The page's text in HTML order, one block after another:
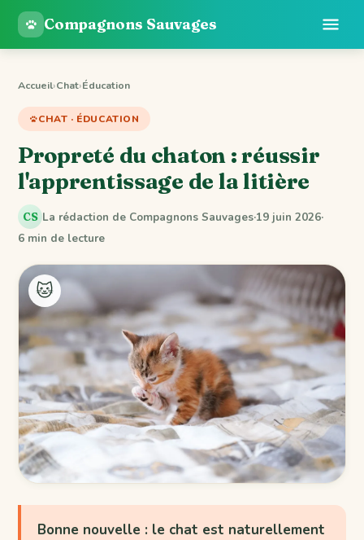
Compagnons Sauvages
Accueil›Chat›Éducation
CHAT · ÉDUCATION
Propreté du chaton : réussir
l'apprentissage de la litière
CS La rédaction de Compagnons Sauvages·19 juin 2026·
6 min de lecture
🐱
Bonne nouvelle : le chat est naturellement